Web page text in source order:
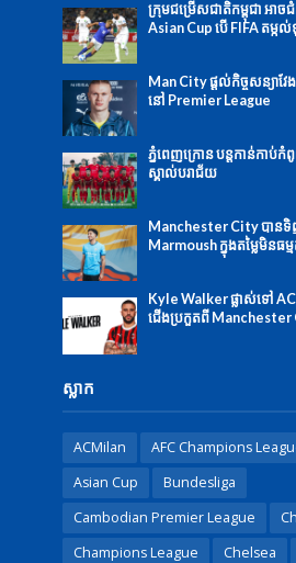
ក្រុមជម្រើសជាតិកម្ពុជា អា
Asian Cup បើ FIFA តម្ក
Man City ផ្ដល់កិច្ចសន្យាវ
នៅ Premier League
ភ្នំពេញក្រោន បន្តកាន់កាប់
ស្គាល់បរាជ័យ
Manchester City បាន
Marmoush ក្នុងតម្លៃមិនធម្ម
Kyle Walker ផ្លាស់ទៅ
ជើងប្រកួតពី
ស្លាក
ACMilan AFC Champions
Asian Cup
Bundesliga
Cambodian Premier League
Champions League
Chelsea